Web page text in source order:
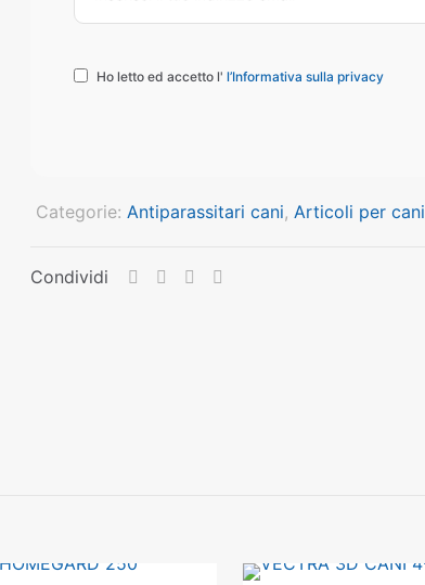
Ho letto ed accetto l' l’Informativa sulla privacy
Categorie: Antiparassitari cani, Articoli per cani
Condividi